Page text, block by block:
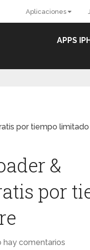
Aplicaciones
APPS
por tiempo
&
por
hay comentarios